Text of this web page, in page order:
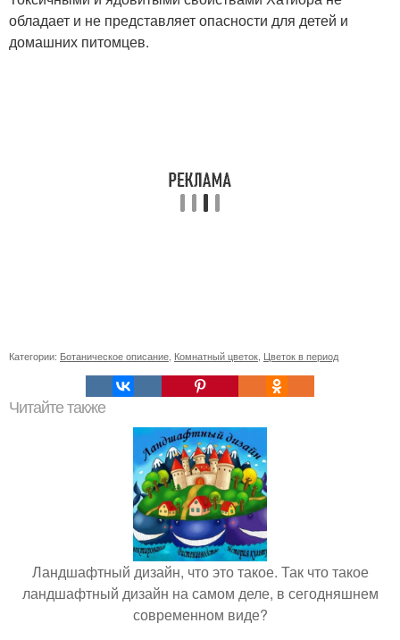
обладает и не представляет опасности для детей и
домашних питомцев.
Категории: Ботаническое описание Комнатный цветок Цветок в период
Читайте также
Ландшафтный дизайн, что это такое. Так что такое
ландшафтный дизайн на самом деле, в сегодняшнем
современном виде?